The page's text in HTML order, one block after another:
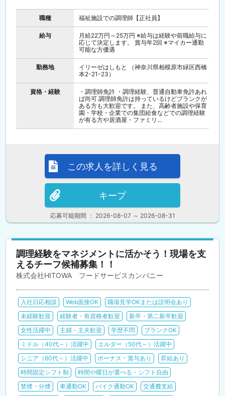
職種 福祉施設での調理師【正社員】
給与
月給22万円～25万円 ※給与は経験や前職給与に
応じて決定します。 賞与年2回 ※マイカー通勤
可能な方優遇
勤務地
イリーゼはしもと （神奈川県相模原市緑区西橋
本2-21-23）
資格・経験
・調理師免許 ・調理経験、普通自動車免許あれ
ば尚可 調理師免許は持っているけどブランクが
ある方も大歓迎です。 また、高齢者施設や保育
園・学校・企業での集団給食などでの調理経験
が有る方や居酒屋・ファミリ...
応募可能期間 ： 2026-08-07 ～ 2026-08-31
この求人を詳しく見る
キープ
調理経験をマネジメントに活かそう！現場を支
えるチーフ候補募集！！
株式会社HITOWA フードサービスカンパニー
入社日応相談 Web面接OK
職場見学OKまたは説明会あり
未経験歓迎
経験者・有資格者歓迎
新卒・第二新卒歓迎
女性活躍中
主婦・主夫歓迎 学歴不問
ブランクOK
ミドル（40代～）活躍中
エルダー（50代～）活躍中
シニア（60代～）活躍中
ボーナス・賞与あり
昇給あり
時間固定シフト制
時間や曜日が選べる・シフト自由
禁煙・分煙
車通勤OK バイク通勤OK
交通費支給